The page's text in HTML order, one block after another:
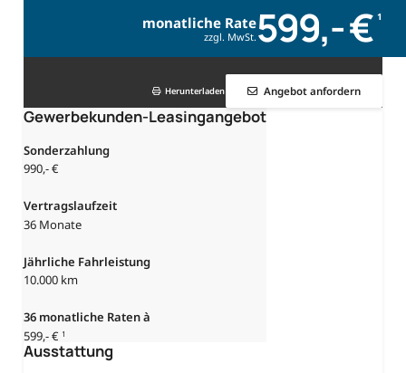
monatliche Rate
zzgl. MwSt. 599,- € 1
Herunterladen Angebot anfordern
Ausstattung
Gewerbekunden-Leasingangebot
Sonderzahlung
990,- €
Vertragslaufzeit
36 Monate
Jährliche Fahrleistung
10.000 km
36 monatliche Raten à
599,- € 1